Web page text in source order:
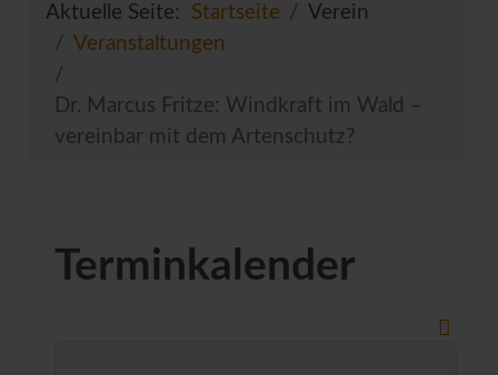
Aktuelle Seite: Startseite
Verein
Veranstaltungen
Dr. Marcus Fritze: Windkraft im Wald –
vereinbar mit dem Artenschutz?
Terminkalender